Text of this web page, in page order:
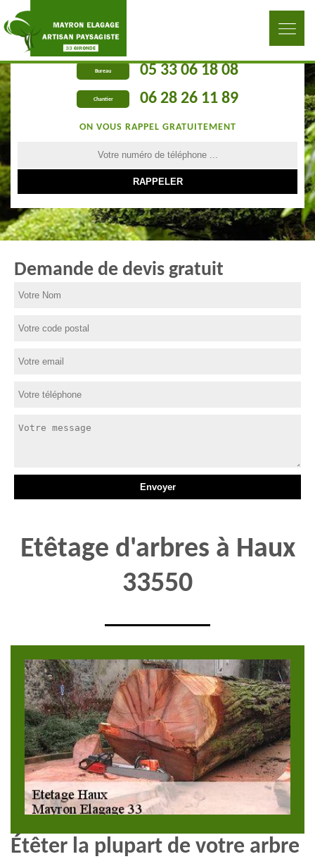
Bureau 05 33 06 18 08
Chantier 06 28 26 11 89
ON VOUS RAPPEL GRATUITEMENT
Demande de devis gratuit
Etêtage d'arbres à Haux
33550
Étêter la plupart de votre arbre